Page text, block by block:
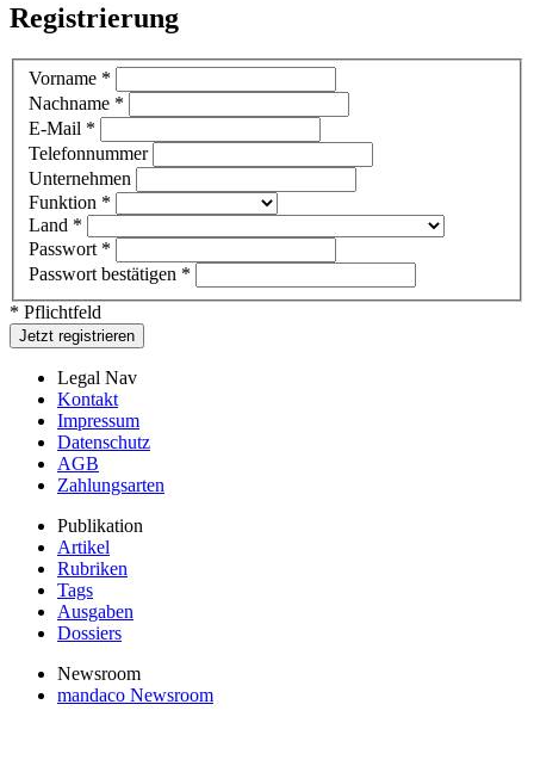
Registrierung
Vorname *
Nachname *
E-Mail *
Telefonnummer
Unternehmen
Funktion *
Land *
Passwort *
Passwort bestätigen *
* Pflichtfeld
Jetzt registrieren
Legal Nav
Kontakt
Impressum
Datenschutz
AGB
Zahlungsarten
Publikation
Artikel
Rubriken
Tags
Ausgaben
Dossiers
Newsroom
mandaco Newsroom